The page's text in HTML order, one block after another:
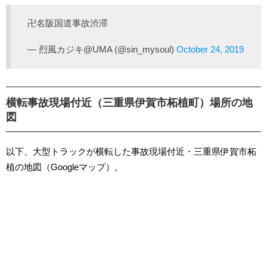
卍名阪国道事故渋滞
— 烈風カジキ@UMA (@sin_mysoul) October 24, 2019
横転事故現場付近（三重県伊賀市柘植町）場所の地
図
以下、大型トラックが横転した事故現場付近・三重県伊賀市柘
植の地図（Googleマップ）。